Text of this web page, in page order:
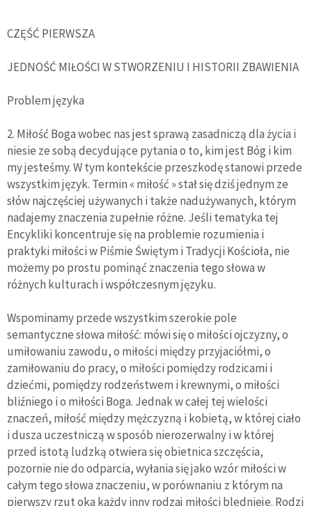
CZĘŚĆ PIERWSZA
JEDNOŚĆ MIŁOŚCI W STWORZENIU I HISTORII ZBAWIENIA
Problem języka
2. Miłość Boga wobec nas jest sprawą zasadniczą dla życia i
niesie ze sobą decydujące pytania o to, kim jest Bóg i kim
my jesteśmy. W tym kontekście przeszkodę stanowi przede
wszystkim język. Termin « miłość » stał się dziś jednym ze
słów najczęściej używanych i także nadużywanych, którym
nadajemy znaczenia zupełnie różne. Jeśli tematyka tej
Encykliki koncentruje się na problemie rozumienia i
praktyki miłości w Piśmie Świętym i Tradycji Kościoła, nie
możemy po prostu pominąć znaczenia tego słowa w
różnych kulturach i współczesnym języku.
Wspominamy przede wszystkim szerokie pole
semantyczne słowa miłość: mówi się o miłości ojczyzny, o
umiłowaniu zawodu, o miłości między przyjaciółmi, o
zamiłowaniu do pracy, o miłości pomiędzy rodzicami i
dziećmi, pomiędzy rodzeństwem i krewnymi, o miłości
bliźniego i o miłości Boga. Jednak w całej tej wielości
znaczeń, miłość między mężczyzną i kobietą, w której ciało
i dusza uczestniczą w sposób nierozerwalny i w której
przed istotą ludzką otwiera się obietnica szczęścia,
pozornie nie do odparcia, wyłania się jako wzór miłości w
całym tego słowa znaczeniu, w porównaniu z którym na
pierwszy rzut oka każdy inny rodzaj miłości blednieje. Rodzi